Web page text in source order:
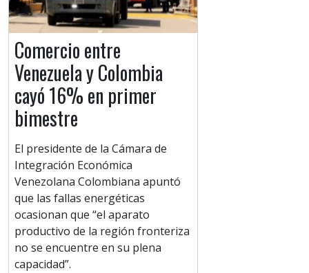
Comercio entre
Venezuela y Colombia
cayó 16% en primer
bimestre
El presidente de la Cámara de
Integración Económica
Venezolana Colombiana apuntó
que las fallas energéticas
ocasionan que “el aparato
productivo de la región fronteriza
no se encuentre en su plena
capacidad”.